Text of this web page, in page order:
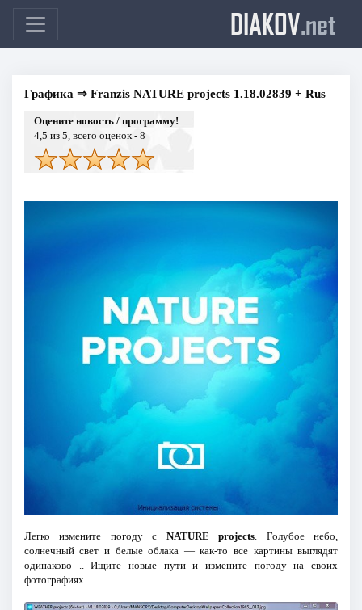
DIAKOV.net
Графика ⇒ Franzis NATURE projects 1.18.02839 + Rus
Оцените новость / программу!
4,5 из 5, всего оценок - 8
Легко измените погоду с NATURE projects. Голубое небо,
солнечный свет и белые облака — как-то все картины выглядят
одинаково .. Ищите новые пути и измените погоду на своих
фотографиях.